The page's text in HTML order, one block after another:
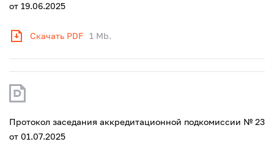
от 19.06.2025
Скачать PDF 1 Mb.
Протокол заседания аккредитационной подкомиссии № 23
от 01.07.2025